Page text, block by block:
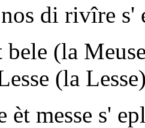
di rivîre s'
bele (la
(la
èt messe s'